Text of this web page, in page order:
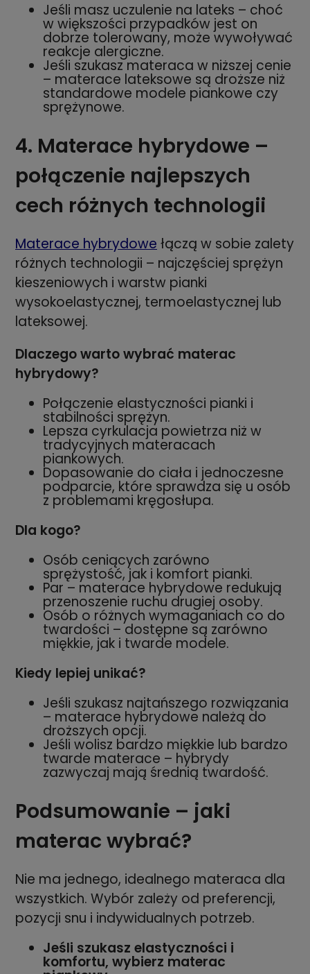
Jeśli masz uczulenie na lateks – choć
w większości przypadków jest on
dobrze tolerowany, może wywoływać
reakcje alergiczne.
Jeśli szukasz materaca w niższej cenie
– materace lateksowe są droższe niż
standardowe modele piankowe czy
sprężynowe.
4. Materace hybrydowe –
połączenie najlepszych
cech różnych technologii
Materace hybrydowe łączą w sobie zalety
różnych technologii – najczęściej sprężyn
kieszeniowych i warstw pianki
wysokoelastycznej, termoelastycznej lub
lateksowej.
Dlaczego warto wybrać materac
hybrydowy?
Połączenie elastyczności pianki i
stabilności sprężyn.
Lepsza cyrkulacja powietrza niż w
tradycyjnych materacach
piankowych.
Dopasowanie do ciała i jednoczesne
podparcie, które sprawdza się u osób
z problemami kręgosłupa.
Dla kogo?
Osób ceniących zarówno
sprężystość, jak i komfort pianki.
Par – materace hybrydowe redukują
przenoszenie ruchu drugiej osoby.
Osób o różnych wymaganiach co do
twardości – dostępne są zarówno
miękkie, jak i twarde modele.
Kiedy lepiej unikać?
Jeśli szukasz najtańszego rozwiązania
– materace hybrydowe należą do
droższych opcji.
Jeśli wolisz bardzo miękkie lub bardzo
twarde materace – hybrydy
zazwyczaj mają średnią twardość.
Podsumowanie – jaki
materac wybrać?
Nie ma jednego, idealnego materaca dla
wszystkich. Wybór zależy od preferencji,
pozycji snu i indywidualnych potrzeb.
Jeśli szukasz elastyczności i
komfortu, wybierz materac